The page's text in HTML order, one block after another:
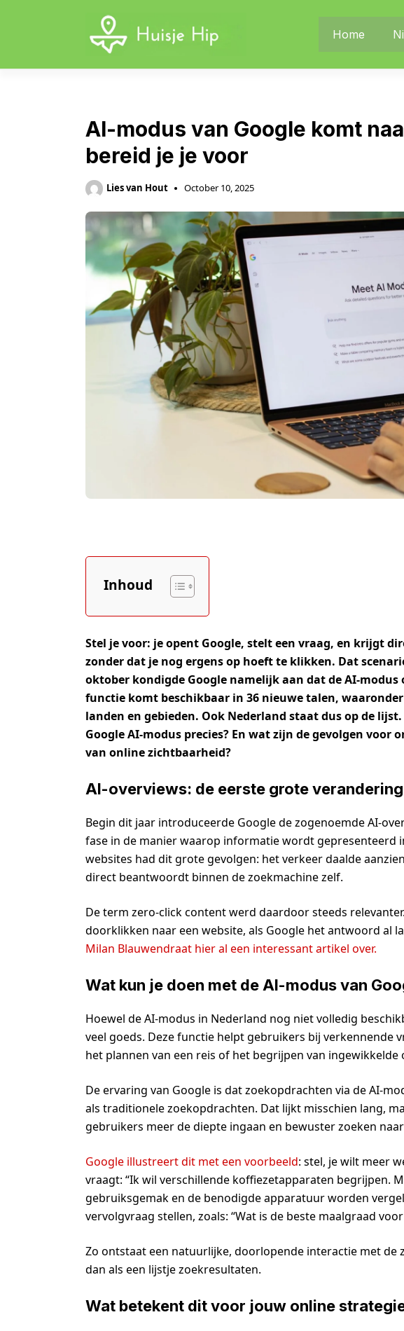
Home
AI-modus van Google komt
bereid je je voor
Lies van Hout October 10, 2025
Inhoud
Stel je voor: je opent Google, stelt een vraag, en krijgt
zonder dat je nog ergens op hoeft te klikken. Dat
oktober kondigde Google namelijk aan dat de AI-
functie komt beschikbaar in 36 nieuwe talen,
landen en gebieden. Ook Nederland staat dus op de
Google AI-modus precies? En wat zijn de gevolgen
van online zichtbaarheid?
AI-overviews: de eerste grote verandering
Begin dit jaar introduceerde Google de zogenoemde AI-
fase in de manier waarop informatie wordt gepresenteerd
websites had dit grote gevolgen: het verkeer daalde
direct beantwoordt binnen de zoekmachine zelf.
De term zero-click content werd daardoor steeds
doorklikken naar een website, als Google het antwoord al
Milan Blauwendraat hier al een interessant artikel over.
Wat kun je doen met de AI-modus van
Hoewel de AI-modus in Nederland nog niet volledig
veel goeds. Deze functie helpt gebruikers bij verkennende
het plannen van een reis of het begrijpen van ingewikkelde
De ervaring van Google is dat zoekopdrachten via de AI-
als traditionele zoekopdrachten. Dat lijkt misschien lang,
gebruikers meer de diepte ingaan en bewuster zoeken
Google illustreert dit met een voorbeeld: stel, je wilt meer
vraagt: “Ik wil verschillende koffiezetapparaten begrijpen.
gebruiksgemak en de benodigde apparatuur worden
vervolgvraag stellen, zoals: “Wat is de beste maalgraad
Zo ontstaat een natuurlijke, doorlopende interactie met de
dan als een lijstje zoekresultaten.
Wat betekent dit voor jouw online